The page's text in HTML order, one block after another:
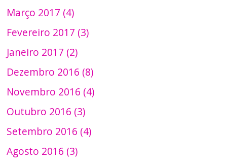
Março 2017 (4)
Fevereiro 2017 (3)
Janeiro 2017 (2)
Dezembro 2016 (8)
Novembro 2016 (4)
Outubro 2016 (3)
Setembro 2016 (4)
Agosto 2016 (3)